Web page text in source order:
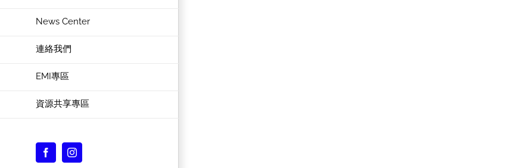
News Center
連絡我們
EMI專區
資源共享專區
FacebookInstagram